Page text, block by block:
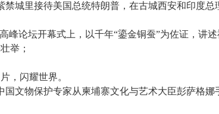
城里接待美国总统特朗普，在古城西安和印度总
论坛开幕式上，以千年“鎏金铜蚕”为佐证，讲述
举；
闪耀世界。
文物保护专家从柬埔寨文化与艺术大臣彭萨格娜